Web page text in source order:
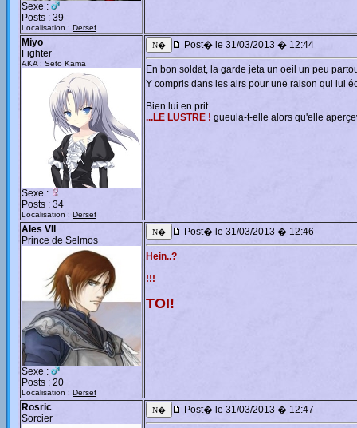
Sexe :
Posts : 39
Localisation : Dersef
Miyo
Fighter
AKA : Seto Kama
Sexe :
Posts : 34
Localisation : Dersef
Post� le 31/03/2013 � 12:44
En bon soldat, la garde jeta un oeil un peu
Y compris dans les airs pour une raison qui lui
Bien lui en prit.
...LE LUSTRE ! gueula-t-elle alors qu'elle
Ales VII
Prince de Selmos
Sexe :
Posts : 20
Localisation : Dersef
Post� le 31/03/2013 � 12:46
Hein..?
!!!
TOI!
Rosric
Sorcier
Post� le 31/03/2013 � 12:47